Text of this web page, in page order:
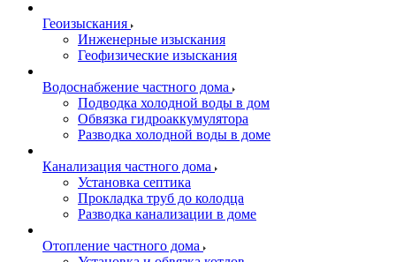
Геоизыскания
Инженерные изыскания
Геофизические изыскания
Водоснабжение частного дома
Подводка холодной воды в дом
Обвязка гидроаккумулятора
Разводка холодной воды в доме
Канализация частного дома
Установка септика
Прокладка труб до колодца
Разводка канализации в доме
Отопление частного дома